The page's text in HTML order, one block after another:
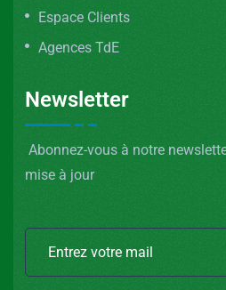
Espace Clients
Agences TdE
Newsletter
Abonnez-vous à notre
mise à jour